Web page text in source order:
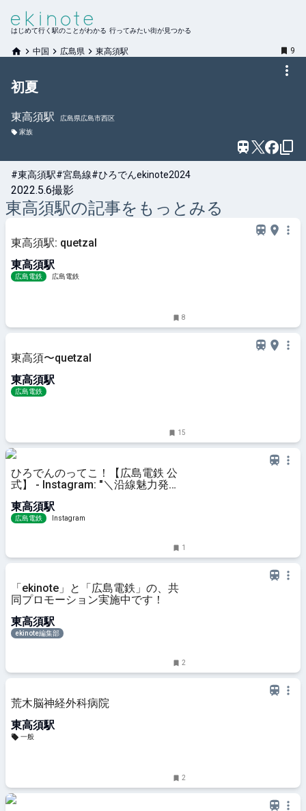
はじめて行く駅のことがわかる 行ってみたい街が見つかる
中国 広島県 東高須駅 9
初夏
東高須駅
広島県広島市西区
家族
#東高須駅#宮島線#ひろでんekinote2024
2022.5.6撮影
東高須駅の記事をもっとみる
東高須駅: quetzal
東高須駅
広島電鉄 広島電鉄
8
東高須〜quetzal
東高須駅
広島電鉄
15
ひろでんのってこ！【広島電鉄 公
式】 - Instagram: "＼沿線魅力発見
スタッフが広電沿線の魅力的なスポ
ットの情報を発見する「沿線魅力発
東高須駅
広島電鉄 Instagram
1
「ekinote」と「広島電鉄」の、共
同プロモーション実施中です！
東高須駅
ekinote編集部
2
荒木脳神経外科病院
東高須駅
一般
2